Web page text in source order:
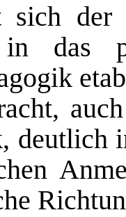
sich der
das
deutlich